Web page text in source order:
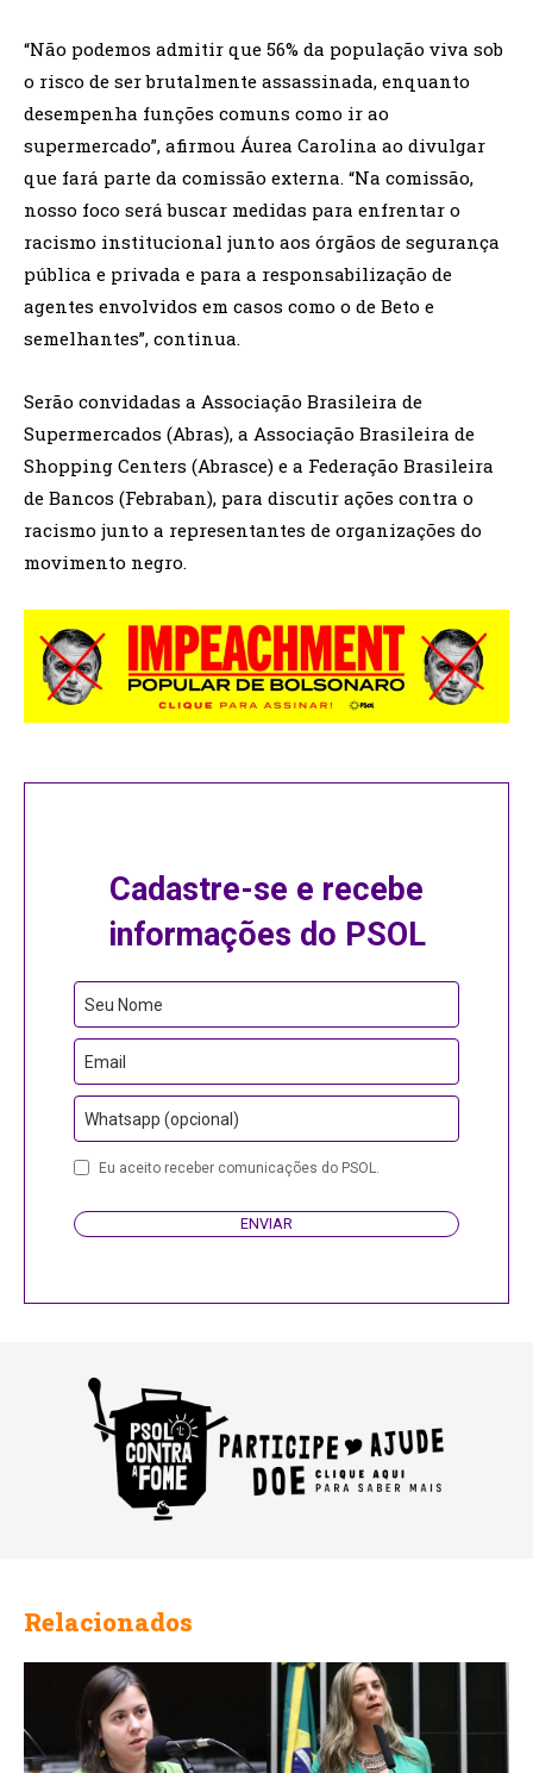
“Não podemos admitir que 56% da população viva sob
o risco de ser brutalmente assassinada, enquanto
desempenha funções comuns como ir ao
supermercado”, afirmou Áurea Carolina ao divulgar
que fará parte da comissão externa. “Na comissão,
nosso foco será buscar medidas para enfrentar o
racismo institucional junto aos órgãos de segurança
pública e privada e para a responsabilização de
agentes envolvidos em casos como o de Beto e
semelhantes”, continua.
Serão convidadas a Associação Brasileira de
Supermercados (Abras), a Associação Brasileira de
Shopping Centers (Abrasce) e a Federação Brasileira
de Bancos (Febraban), para discutir ações contra o
racismo junto a representantes de organizações do
movimento negro.
Cadastre-se e recebe
informações do PSOL
Seu Nome
Email
Whatsapp (opcional)
Eu aceito receber comunicações do PSOL.
ENVIAR
Relacionados